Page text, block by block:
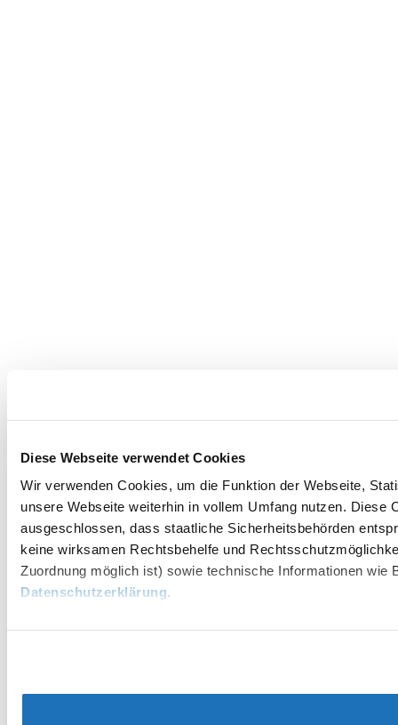
Diese Webseite verwendet Cookies
Wir verwenden Cookies, um die Funktion der Webseite,
unsere Webseite weiterhin in vollem Umfang nutzen.
ausgeschlossen, dass staatliche Sicherheitsbehörden
keine wirksamen Rechtsbehelfe und
Zuordnung möglich ist) sowie technische Informationen
Datenschutzerklärung.